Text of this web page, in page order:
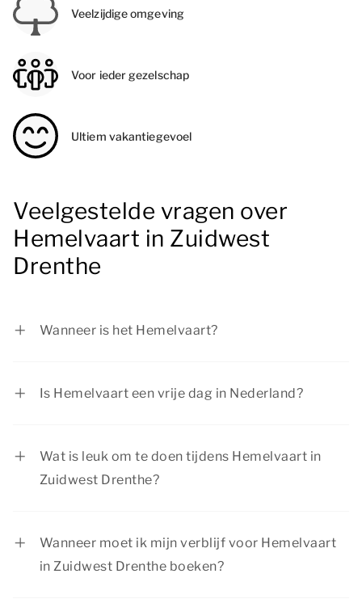
Veelzijdige omgeving
Voor ieder gezelschap
Ultiem vakantiegevoel
Veelgestelde vragen over
Hemelvaart in Zuidwest
Drenthe
Wanneer is het Hemelvaart?
Is Hemelvaart een vrije dag in Nederland?
Wat is leuk om te doen tijdens Hemelvaart in
Zuidwest Drenthe?
Wanneer moet ik mijn verblijf voor Hemelvaart
in Zuidwest Drenthe boeken?